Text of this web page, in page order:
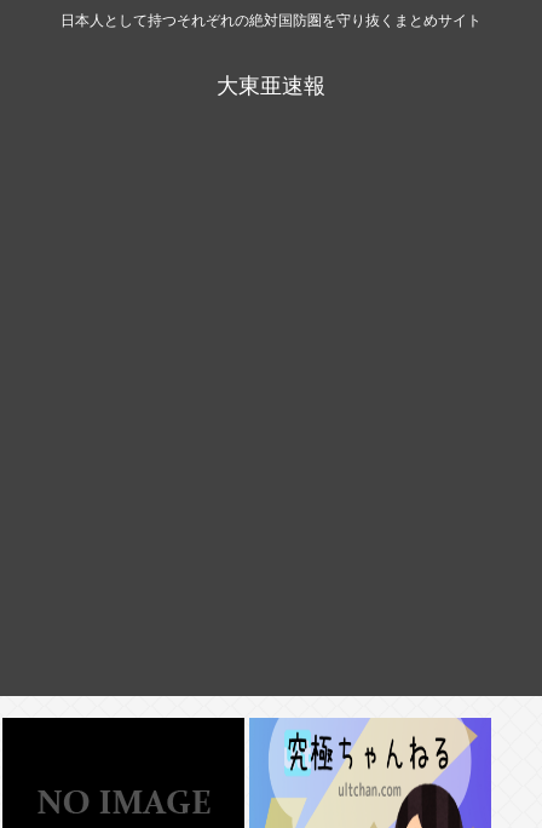
日本人として持つそれぞれの絶対国防圏を守り抜くまとめサイト
大東亜速報